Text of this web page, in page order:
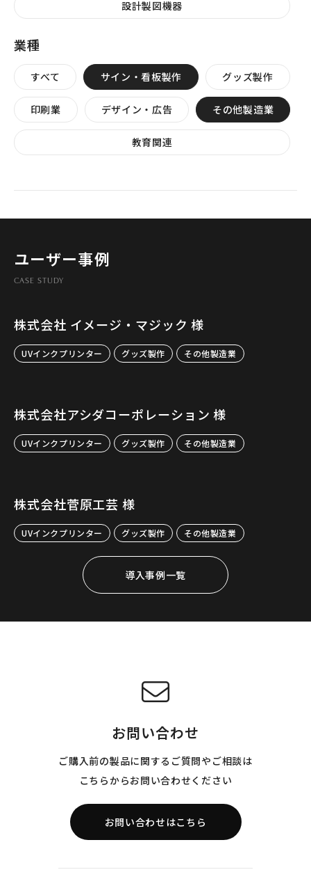
設計製図機器
業種
すべて サイン・看板製作 グッズ製作
印刷業 デザイン・広告 その他製造業
教育関連
ユーザー事例
CASE STUDY
株式会社 イメージ・マジック 様
UVインクプリンター グッズ製作 その他製造業
株式会社アシダコーポレーション 様
UVインクプリンター グッズ製作 その他製造業
株式会社菅原工芸 様
UVインクプリンター グッズ製作 その他製造業
導入事例一覧
お問い合わせ
ご購入前の製品に関するご質問やご相談は
こちらからお問い合わせください
お問い合わせはこちら